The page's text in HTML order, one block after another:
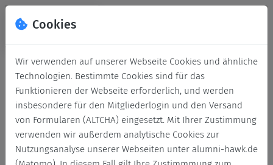
Cookies
Wir verwenden auf unserer Webseite Cookies und ähnliche
Technologien. Bestimmte Cookies sind für das
Funktionieren der Webseite erforderlich, und werden
insbesondere für den Mitgliederlogin und den Versand
von Formularen (ALTCHA) eingesetzt. Mit Ihrer Zustimmung
verwenden wir außerdem analytische Cookies zur
Nutzungsanalyse unserer Webseiten unter alumni-hawk.de